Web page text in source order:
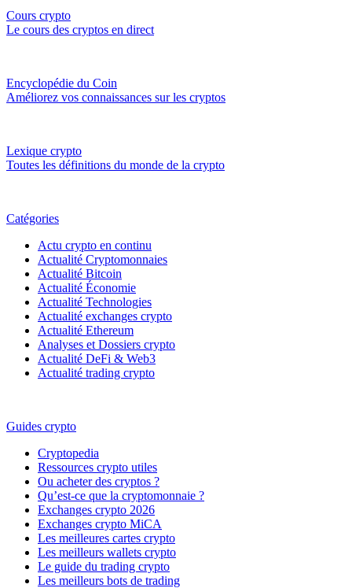
Cours crypto
Le cours des cryptos en direct
Encyclopédie du Coin
Améliorez vos connaissances sur les cryptos
Lexique crypto
Toutes les définitions du monde de la crypto
Catégories
Actu crypto en continu
Actualité Cryptomonnaies
Actualité Bitcoin
Actualité Économie
Actualité Technologies
Actualité exchanges crypto
Actualité Ethereum
Analyses et Dossiers crypto
Actualité DeFi & Web3
Actualité trading crypto
Guides crypto
Cryptopedia
Ressources crypto utiles
Ou acheter des cryptos ?
Qu’est-ce que la cryptomonnaie ?
Exchanges crypto 2026
Exchanges crypto MiCA
Les meilleures cartes crypto
Les meilleurs wallets crypto
Le guide du trading crypto
Les meilleurs bots de trading